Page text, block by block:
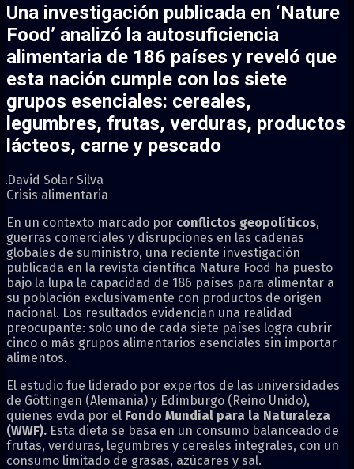
Una investigación publicada en ‘Nature
Food’ analizó la autosuficiencia
alimentaria de 186 países y reveló que
esta nación cumple con los siete
grupos esenciales: cereales,
legumbres, frutas, verduras, productos
lácteos, carne y pescado
David Solar Silva
Crisis alimentaria
En un contexto marcado por conflictos geopolíticos,
guerras comerciales y disrupciones en las cadenas
globales de suministro, una reciente investigación
publicada en la revista científica Nature Food ha puesto
bajo la lupa la capacidad de 186 países para alimentar a
su población exclusivamente con productos de origen
nacional. Los resultados evidencian una realidad
preocupante: solo uno de cada siete países logra cubrir
cinco o más grupos alimentarios esenciales sin importar
alimentos.
El estudio fue liderado por expertos de las universidades
de Göttingen (Alemania) y Edimburgo (Reino Unido),
quienes evda por el Fondo Mundial para la Naturaleza
(WWF). Esta dieta se basa en un consumo balanceado de
frutas, verduras, legumbres y cereales integrales, con un
consumo limitado de grasas, azúcares y sal.